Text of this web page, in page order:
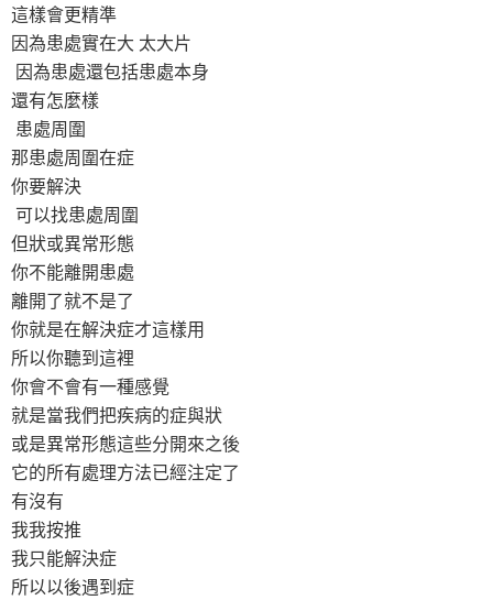
這樣會更精準
因為患處實在大 太大片
因為患處還包括患處本身
還有怎麼樣
患處周圍
那患處周圍在症
你要解決
可以找患處周圍
但狀或異常形態
你不能離開患處
離開了就不是了
你就是在解決症才這樣用
所以你聽到這裡
你會不會有一種感覺
就是當我們把疾病的症與狀
或是異常形態這些分開來之後
它的所有處理方法已經注定了
有沒有
我我按推
我只能解決症
所以以後遇到症